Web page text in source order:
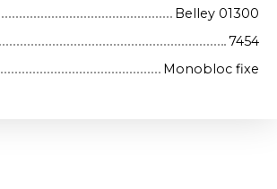
Belley 01300
7454
Monobloc fixe